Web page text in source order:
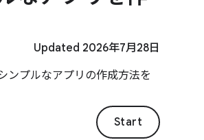
Updated 2026年7月28日
ンプルなアプリの作成方法を
Start